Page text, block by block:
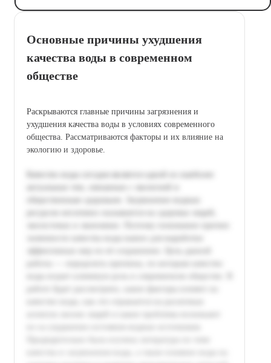
Основные причины ухудшения
качества воды в современном
обществе
Раскрываются главные причины загрязнения и
ухудшения качества воды в условиях современного
общества. Рассматриваются факторы и их влияние на
экологию и здоровье.